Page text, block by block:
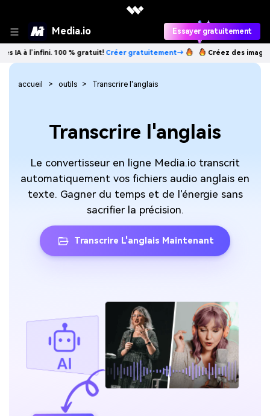
Media.io Essayer gratuitement
à l’infini. 100 % gratuit!Créer gratuitement→ Créez des images IA
Transcrire l'anglais
Le convertisseur en ligne Media.io transcrit
automatiquement vos fichiers audio anglais en
texte. Gagner du temps et de l'énergie sans
sacrifier la précision.
Transcrire L'anglais Maintenant
accueil outils Transcrire l'anglais